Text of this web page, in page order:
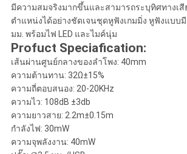
มีความสมจริงมากขึ้นและสามารถระบุทิศทางเสี
ตำแหน่งได้อย่างชัดเจนชุดหูฟังเกมมิ่ง หูฟังแบบมี
มม. พร้อมไฟ LED และไมค์นุ่ม
Profuct Speciafication:
เส้นผ่านศูนย์กลางของลำโพง: 40mm
ความต้านทาน: 32Ω±15%
ความถี่ตอบสนอง: 20-20KHz
ความไว: 108dB ±3db
ความยาวสาย: 2.2m±0.15m
กำลังไฟ: 30mW
ความจุพลังงาน: 40mW